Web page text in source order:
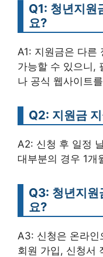
Q1: 청년지원
요?
A1: 지원금은 다른
가능할 수 있으니,
나 공식 웹사이트
Q2: 지원금
A2: 신청 후 일정
대부분의 경우 1개
Q3: 청년지원
요?
A3: 신청은 온라인
회원 가입, 신청서